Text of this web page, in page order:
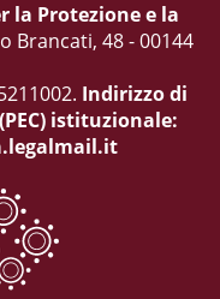
la Protezione e la
Brancati, 48 - 00144
Indirizzo di
istituzionale: